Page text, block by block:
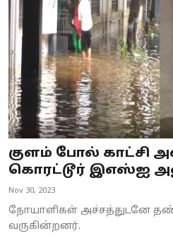
குளம் போல் காட்சி
கொரட்டூர் இஎஸ்ஐ
Nov 30, 2023
நோயாளிகள் அச்சத்துடனே
வருகின்றனர்.